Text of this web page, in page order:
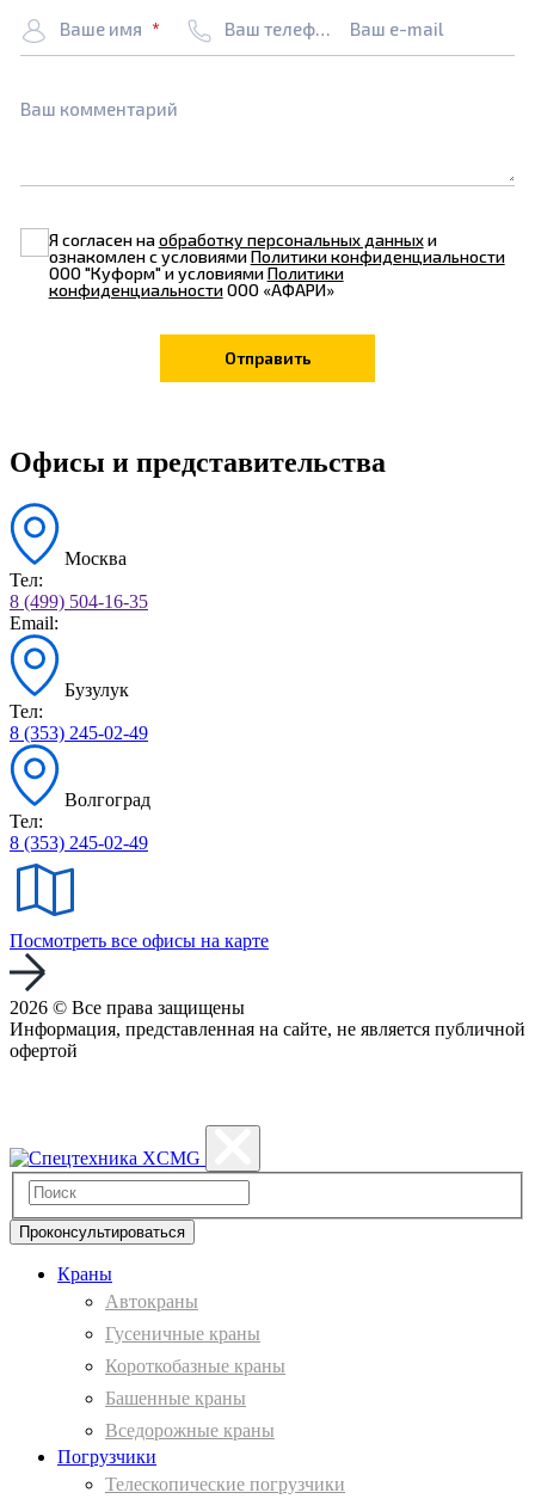
Ваше имя Ваш телефон Ваш e-mail
Ваш комментарий
Я согласен наобработку персональных данныхи
ознакомлен с условиямиПолитики конфиденциальности
ООО "Куформ" и условиямиПолитики
конфиденциальностиООО «АФАРИ»
Офисы и представительства
Москва
Тел:
8 (499) 504-16-35
Email:
Бузулук
Тел:
8 (353) 245-02-49
Волгоград
Тел:
8 (353) 245-02-49
Посмотреть все офисы на карте
2026 © Все права защищены
Информация, представленная на сайте, не является публичной
офертой
Проконсультироваться
Краны
Автокраны
Гусеничные краны
Короткобазные краны
Башенные краны
Вcедорожные краны
Погрузчики
Телескопические погрузчики